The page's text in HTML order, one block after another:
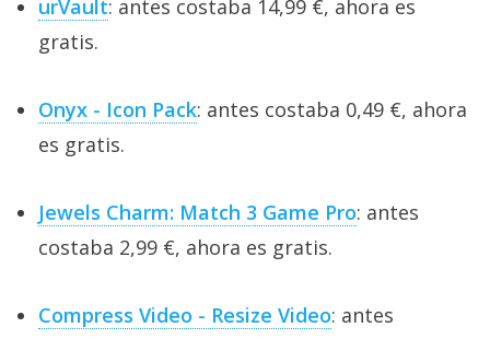
urVault: antes costaba 14,99 €, ahora es
gratis.
Onyx - Icon Pack: antes costaba 0,49 €, ahora
es gratis.
Jewels Charm: Match 3 Game Pro: antes
costaba 2,99 €, ahora es gratis.
Compress Video - Resize Video: antes